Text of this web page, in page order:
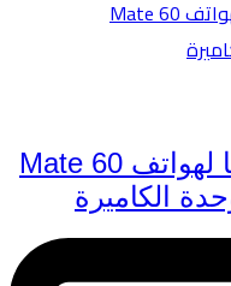
هواوي تكشف عن خططها لهواتف Mate 60
الكاميرة